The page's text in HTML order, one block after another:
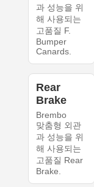
과 성능을 위
해 사용되는
고품질 F.
Bumper
Canards.
Rear
Brake
Brembo
맞춤형 외관
과 성능을 위
해 사용되는
고품질 Rear
Brake.